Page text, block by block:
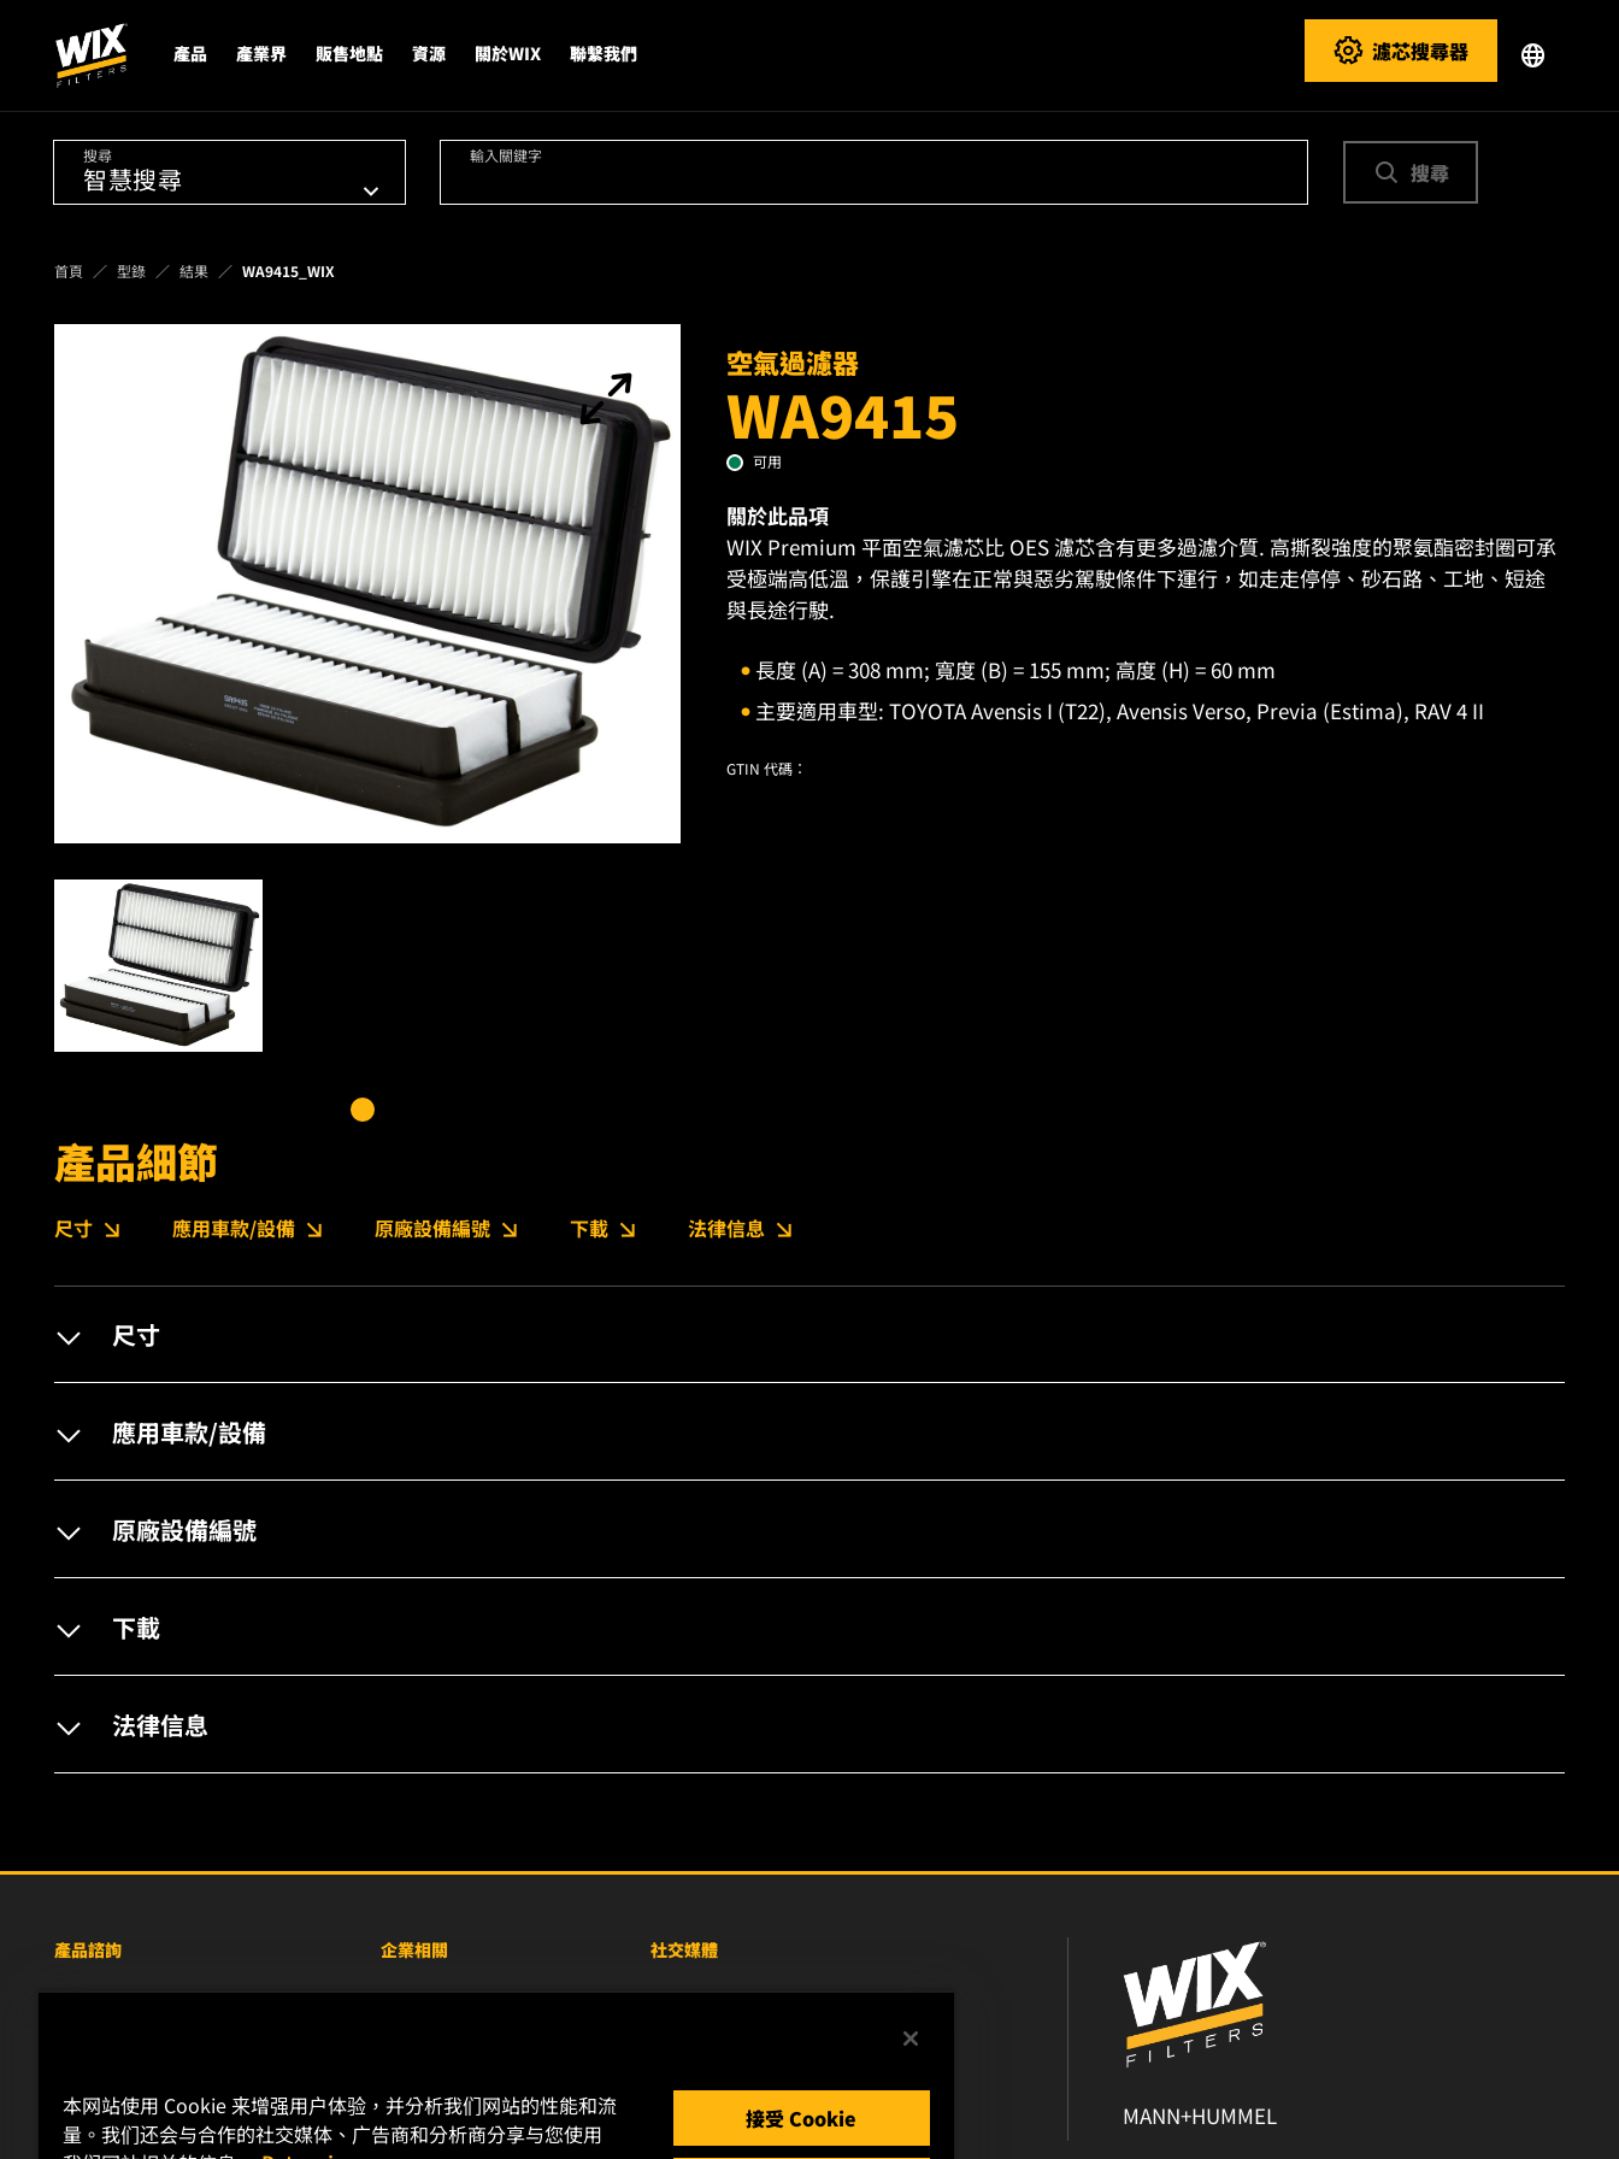
產品 產業界 販售地點 資源 關於WIX 聯繫我們 濾芯搜尋器
搜尋 輸入關鍵字
搜尋
首頁 型錄 結果 WA9415_WIX
空氣過濾器
WA9415
可用
關於此品項
WIX Premium 平面空氣濾芯比 OES 濾芯含有更多過濾介質. 高撕裂強度的聚氨酯密封圈可承
受極端高低溫，保護引擎在正常與惡劣駕駛條件下運行，如走走停停、砂石路、工地、短途
與長途行駛.
長度 (A) = 308 mm; 寬度 (B) = 155 mm; 高度 (H) = 60 mm
主要適用車型: TOYOTA Avensis I (T22), Avensis Verso, Previa (Estima), RAV 4 II
GTIN 代碼：
產品細節
尺寸 應用車款/設備 原廠設備編號 下載 法律信息
尺寸
應用車款/設備
原廠設備編號
下載
法律信息
產品諮詢
賽車產品
企業相關
職涯發展
隱私政策
社交媒體
YouTube
MANN+HUMMEL
本网站使用 Cookie 来增强用户体验，并分析我们网站的性能和流
量。我们还会与合作的社交媒体、广告商和分析商分享与您使用
接受 Cookie